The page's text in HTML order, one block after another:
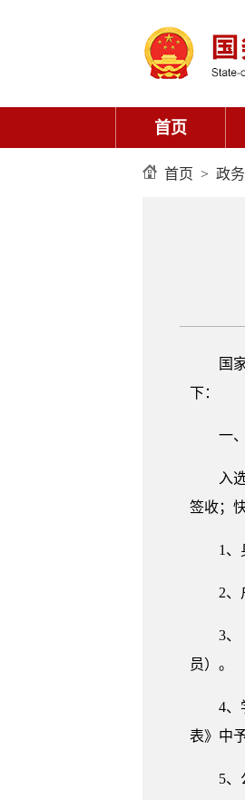
首页
首页 > 政
国
下：
一
入
签收；
1、
2、
3、
员）。
4、
表》中
5、